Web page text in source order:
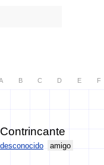
B C D E F
Contrincante
desconocido amigo